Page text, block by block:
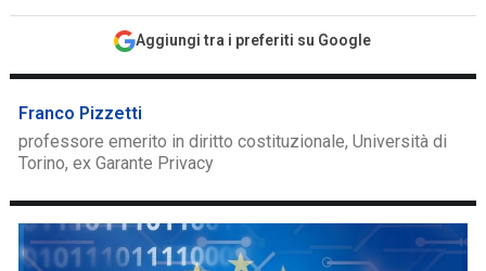
Aggiungi tra i preferiti su Google
Franco Pizzetti
professore emerito in diritto costituzionale, Università di
Torino, ex Garante Privacy